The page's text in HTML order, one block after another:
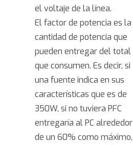
el voltaje de la línea.
El factor de potencia es la
cantidad de potencia que
pueden entregar del total
que consumen. Es decir, si
una fuente indica en sus
características que es de
350W, si no tuviera PFC
entregaría al PC alrededor
de un 60% como máximo,